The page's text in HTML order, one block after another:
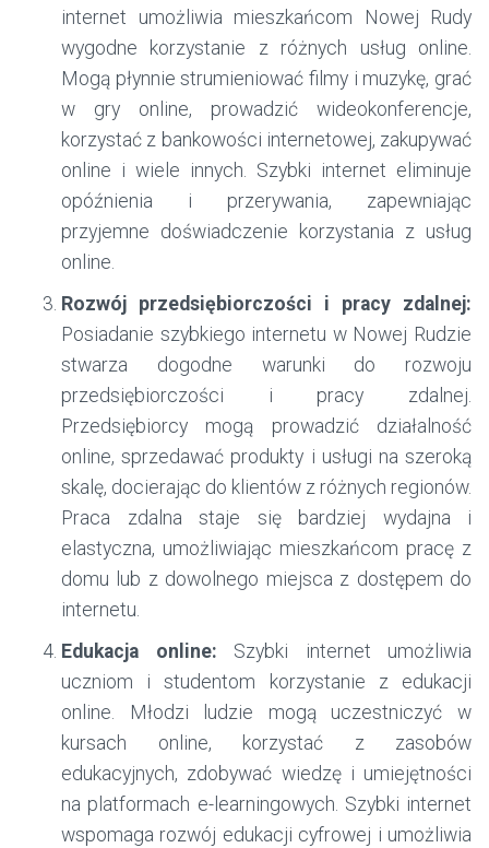
internet umożliwia mieszkańcom Nowej Rudy
wygodne korzystanie z różnych usług online.
Mogą płynnie strumieniować filmy i muzykę, grać
w gry online, prowadzić wideokonferencje,
korzystać z bankowości internetowej, zakupywać
online i wiele innych. Szybki internet eliminuje
opóźnienia i przerywania, zapewniając
przyjemne doświadczenie korzystania z usług
online.
Rozwój przedsiębiorczości i pracy zdalnej:
Posiadanie szybkiego internetu w Nowej Rudzie
stwarza dogodne warunki do rozwoju
przedsiębiorczości i pracy zdalnej.
Przedsiębiorcy mogą prowadzić działalność
online, sprzedawać produkty i usługi na szeroką
skalę, docierając do klientów z różnych regionów.
Praca zdalna staje się bardziej wydajna i
elastyczna, umożliwiając mieszkańcom pracę z
domu lub z dowolnego miejsca z dostępem do
internetu.
Edukacja online: Szybki internet umożliwia
uczniom i studentom korzystanie z edukacji
online. Młodzi ludzie mogą uczestniczyć w
kursach online, korzystać z zasobów
edukacyjnych, zdobywać wiedzę i umiejętności
na platformach e-learningowych. Szybki internet
wspomaga rozwój edukacji cyfrowej i umożliwia